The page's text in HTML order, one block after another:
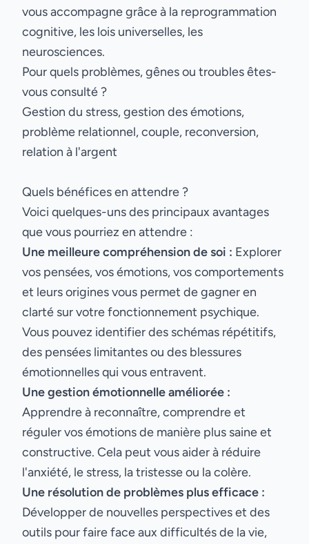
vous accompagne grâce à la reprogrammation
cognitive, les lois universelles, les
neurosciences.
Pour quels problèmes, gênes ou troubles êtes-
vous consulté ?
Gestion du stress, gestion des émotions,
problème relationnel, couple, reconversion,
relation à l'argent
Quels bénéfices en attendre ?
Voici quelques-uns des principaux avantages
que vous pourriez en attendre :
Une meilleure compréhension de soi : Explorer
vos pensées, vos émotions, vos comportements
et leurs origines vous permet de gagner en
clarté sur votre fonctionnement psychique.
Vous pouvez identifier des schémas répétitifs,
des pensées limitantes ou des blessures
émotionnelles qui vous entravent.
Une gestion émotionnelle améliorée :
Apprendre à reconnaître, comprendre et
réguler vos émotions de manière plus saine et
constructive. Cela peut vous aider à réduire
l'anxiété, le stress, la tristesse ou la colère.
Une résolution de problèmes plus efficace :
Développer de nouvelles perspectives et des
outils pour faire face aux difficultés de la vie,